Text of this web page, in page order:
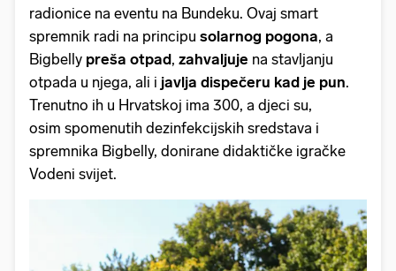
radionice na eventu na Bundeku. Ovaj smart
spremnik radi na principu solarnog pogona, a
Bigbelly preša otpad, zahvaljuje na stavljanju
otpada u njega, ali i javlja dispečeru kad je pun.
Trenutno ih u Hrvatskoj ima 300, a djeci su,
osim spomenutih dezinfekcijskih sredstava i
spremnika Bigbelly, donirane didaktičke igračke
Vodeni svijet.